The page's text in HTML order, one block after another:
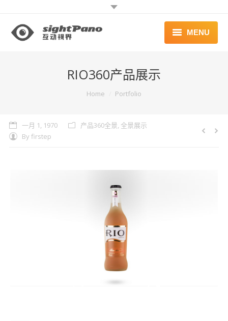
MENU
案例 | WORKS
RIO360产品展示
Home Portfolio
一月 1, 1970 产品360全景, 全景展示
By firstep